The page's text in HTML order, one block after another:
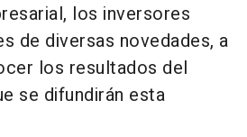
los inversores
de diversas novedades, a
los resultados del
se difundirán esta